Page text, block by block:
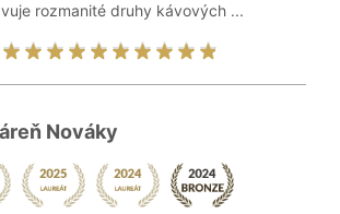
rozmanité druhy kávových ...
Nováky